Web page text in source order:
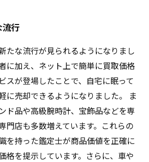
流行
たな流行が見られるようになりまし
に加え、ネット上で簡単に買取価格
スが登場したことで、自宅に眠って
に売却できるようになりました。 ま
ド品や高級腕時計、宝飾品などを専
門店も多数増えています。これらの
を持った鑑定士が商品価値を正確に
格を提示しています。さらに、車や